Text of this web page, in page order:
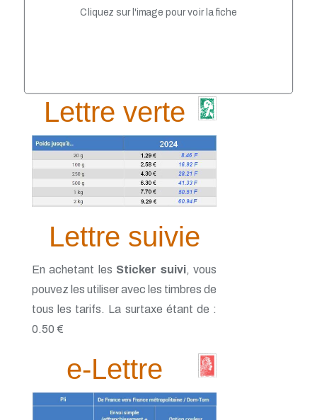
Cliquez sur l'image pour voir la fiche
Lettre verte
Lettre suivie
En achetant les Sticker suivi, vous
pouvez les utiliser avec les timbres de
tous les tarifs. La surtaxe étant de :
0.50 €
e-Lettre